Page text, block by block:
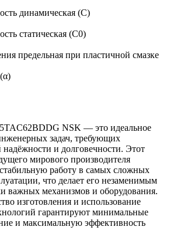
динамическая (C)
статическая (C0)
предельная при пластичной смазке
NSK — это идеальное
задач, требующих
и долговечности. Этот
мирового производителя
работу в самых сложных
что делает его незаменимым
важных механизмов и оборудования.
изготовления и использование
гарантируют минимальные
и максимальную эффективность